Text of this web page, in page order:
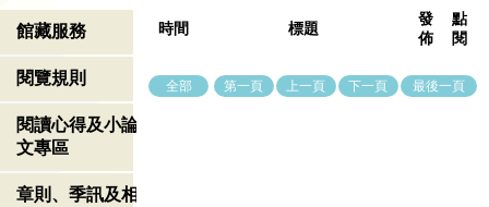
館藏服務
閱覽規則
閱讀心得及小論
文專區
章則、季訊及相
時間 標題
發
佈
點
閱
全部 第一頁 上一頁 下一頁 最後一頁